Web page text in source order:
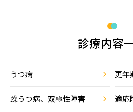
診療内容
うつ病 更年
躁うつ病、双極性障害 適応